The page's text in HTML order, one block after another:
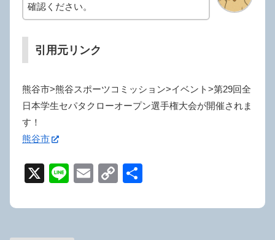
確認ください。
引用元リンク
熊谷市>熊谷スポーツコミッション>イベント>第29回全
日本学生セパタクローオープン選手権大会が開催されま
す！
熊谷市
X
Li
e
E
ail
C
p